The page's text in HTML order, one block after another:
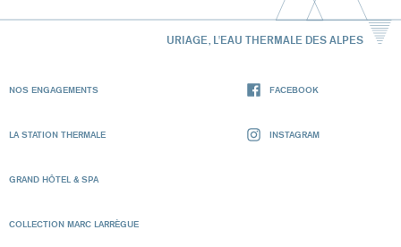
URIAGE, L'EAU THERMALE DES ALPES
NOS ENGAGEMENTS
LA STATION THERMALE
GRAND HÔTEL & SPA
COLLECTION MARC LARRÈGUE
FACEBOOK
INSTAGRAM